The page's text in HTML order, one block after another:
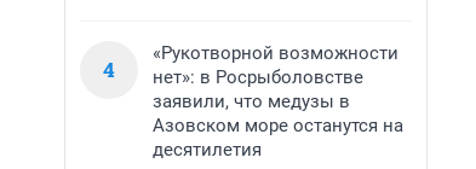
4
«Рукотворной возможности
нет»: в Росрыболовстве
заявили, что медузы в
Азовском море останутся на
десятилетия